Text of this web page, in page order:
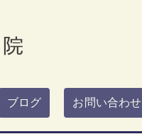
ブログ お問い合わせ